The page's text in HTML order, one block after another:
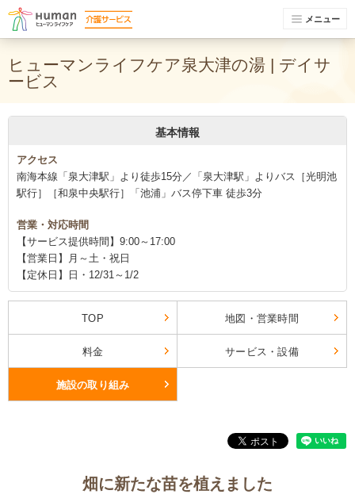
メニュー
ヒューマンライフケア泉大津の湯 | デイサ
ービス
基本情報
アクセス
南海本線「泉大津駅」より徒歩15分／「泉大津駅」よりバス［光明池
駅行］［和泉中央駅行］「池浦」バス停下車 徒歩3分
営業・対応時間
【サービス提供時間】9:00～17:00
【営業日】月～土・祝日
【定休日】日・12/31～1/2
TOP 地図・営業時間
料金 サービス・設備
施設の取り組み
畑に新たな苗を植えました